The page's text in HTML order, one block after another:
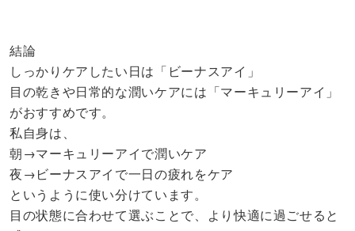
結論
しっかりケアしたい日は「ビーナスアイ」
目の乾きや日常的な潤いケアには「マーキュリーアイ」
がおすすめです。
私自身は、
朝→マーキュリーアイで潤いケア
夜→ビーナスアイで一日の疲れをケア
というように使い分けています。
目の状態に合わせて選ぶことで、より快適に過ごせると